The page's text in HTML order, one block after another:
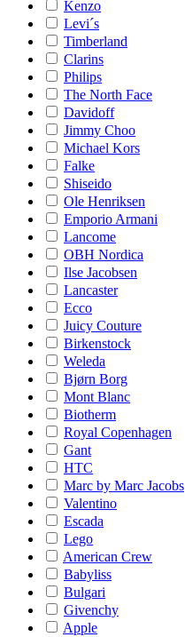
Kenzo
Levi´s
Timberland
Clarins
Philips
The North Face
Davidoff
Jimmy Choo
Michael Kors
Falke
Shiseido
Ole Henriksen
Emporio Armani
Lancome
OBH Nordica
Ilse Jacobsen
Lancaster
Ecco
Juicy Couture
Birkenstock
Weleda
Bjørn Borg
Mont Blanc
Biotherm
Royal Copenhagen
Gant
HTC
Marc by Marc Jacobs
Valentino
Escada
Lego
American Crew
Babyliss
Bulgari
Givenchy
Apple